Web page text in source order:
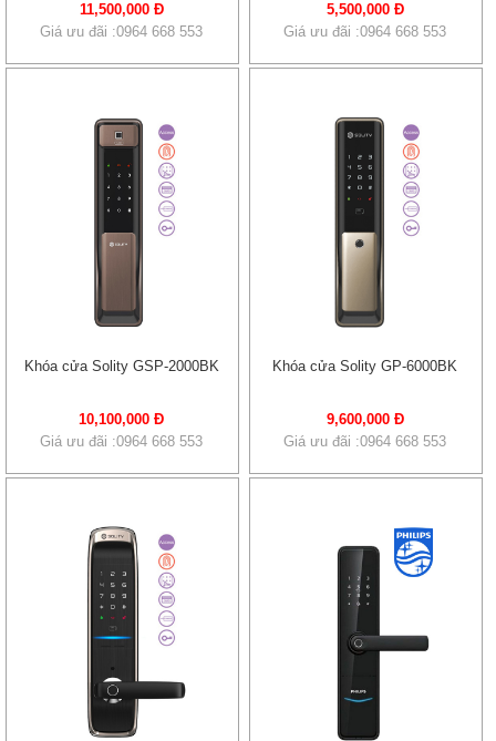
11,500,000 Đ
Giá ưu đãi :0964 668 553
5,500,000 Đ
Giá ưu đãi :0964 668 553
Khóa cửa Solity GSP-2000BK
10,100,000 Đ
Giá ưu đãi :0964 668 553
Khóa cửa Solity GP-6000BK
9,600,000 Đ
Giá ưu đãi :0964 668 553